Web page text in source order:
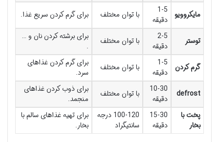
مایکروویو
1-5
دقیقه
با توان مختلف برای گرم کردن سریع غذا.
توستر
2-5
دقیقه
با توان مختلف
برای برشته کردن نان و …
.
گرم کردن
1-5
دقیقه
با توان مختلف
برای گرم کردن غذاهای
سرد.
defrost
10-30
دقیقه
با توان مختلف
برای ذوب کردن غذاهای
منجمد.
پخت با
بخار
15-30
دقیقه
100-120 درجه
سانتیگراد
برای تهیه غذاهای سالم با
بخار.